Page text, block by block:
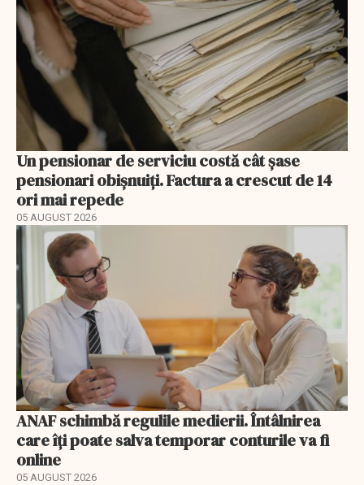
Un pensionar de serviciu costă cât șase
pensionari obișnuiți. Factura a crescut de 14
ori mai repede
05 AUGUST 2026
ANAF schimbă regulile medierii. Întâlnirea
care îți poate salva temporar conturile va fi
online
05 AUGUST 2026